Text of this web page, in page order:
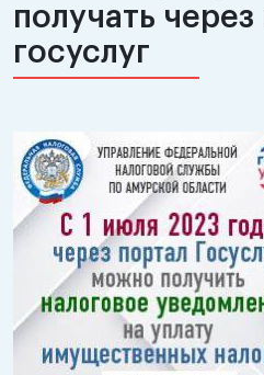
получать через
госуслуг